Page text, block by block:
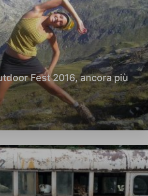
Fest 2016, ancora più